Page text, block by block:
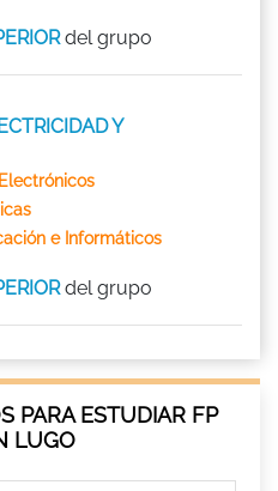
del grupo
Y
e Informáticos
del grupo
PARA ESTUDIAR FP
LUGO